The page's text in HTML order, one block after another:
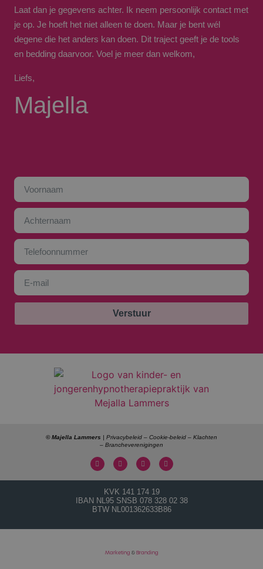
Laat dan je gegevens achter. Ik neem persoonlijk contact met
je op. Je hoeft het niet alleen te doen. Maar je bent wél
degene die het anders kan doen. Dit traject geeft je de tools
en bedding daarvoor. Voel je meer dan welkom,
Liefs,
Majella
Verstuur
© Majella Lammers | Privacybeleid – Cookie-beleid – Klachten
– Brancheverenigingen
KVK 141 174 19
IBAN NL95 SNSB 078 328 02 38
BTWNL001362633B86
Marketing & Branding